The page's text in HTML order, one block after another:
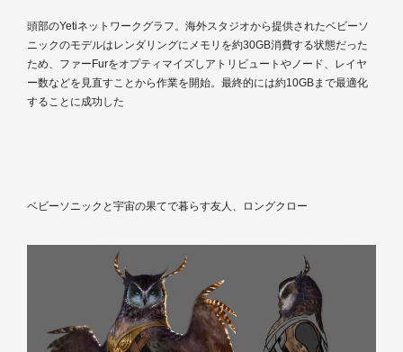
頭部のYetiネットワークグラフ。海外スタジオから提供されたベビーソ
ニックのモデルはレンダリングにメモリを約30GB消費する状態だった
ため、ファーFurをオプティマイズしアトリビュートやノード、レイヤ
ー数などを見直すことから作業を開始。最終的には約10GBまで最適化
することに成功した
ベビーソニックと宇宙の果てで暮らす友人、ロングクロー